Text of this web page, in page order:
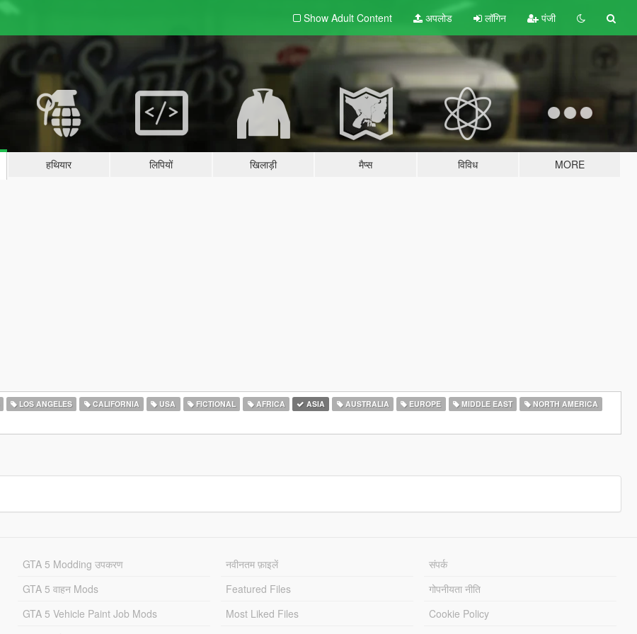
Show Adult Content अपलोड लॉगिन पंजी
हथियार लिपियों खिलाड़ी मैप्स विविध MORE
LOS ANGELES CALIFORNIA USA FICTIONAL AFRICA ASIA AUSTRALIA EUROPE MIDDLE EAST
NORTH AMERICA
GTA 5 Modding उपकरण
GTA 5 वाहन Mods
GTA 5 Vehicle Paint Job Mods
नवीनतम फ़ाइलें
Featured Files
Most Liked Files
संपर्क
गोपनीयता नीति
Cookie Policy